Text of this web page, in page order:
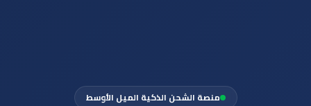
منصة الشحن الذكية الميل الأوسط